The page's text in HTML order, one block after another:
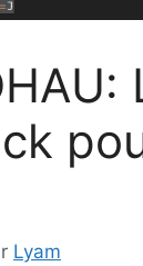
Lyam